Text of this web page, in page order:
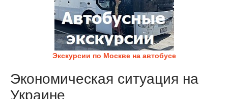
Экскурсии по Москве на автобусе
Экономическая ситуация на
Украине